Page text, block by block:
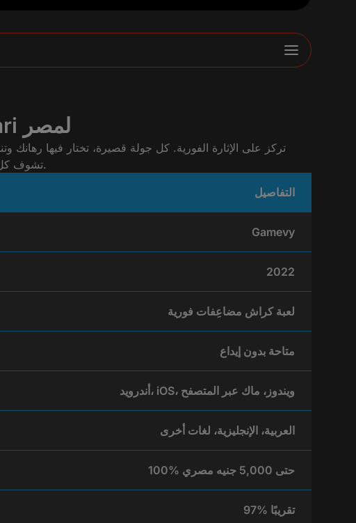
مراجعة لعبة Crash على MegaPari لمصر
تشوف كل جولة لايف، مع إحصائيات شاملة وتاريخ الرهانات. توجد نسخة تجريبية، دعم عربي، وتجربة مناسبة للموبايل والكمبيوتر.
التفاصيل
Gamevy
2022
لعبة كراش مضاعِفات فورية
متاحة بدون إيداع
أندرويد، iOS، ويندوز، ماك عبر المتصفح
العربية، الإنجليزية، لغات أخرى
100% حتى 5,000 جنيه مصري
97% تقريبًا